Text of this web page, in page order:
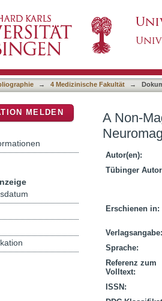
Interaction
→ 4 Medizinische Fakultät →
A Non-
Autor(en):
Tübinger
Erschienen in:
Verlagsangabe:
Sprache:
Referenz zum
Volltext:
ISSN:
MELDEN